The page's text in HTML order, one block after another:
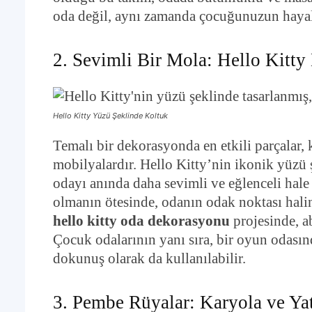
oda değil, aynı zamanda çocuğunuzun
2. Sevimli Bir Mola: Hello Kitty
Hello Kitty Yüzü Şeklinde Koltuk
Temalı bir dekorasyonda en etkili
mobilyalardır. Hello Kitty’nin ikonik yüzü
odayı anında daha sevimli ve eğlenceli
olmanın ötesinde, odanın odak noktası
hello kitty oda dekorasyonu projesinde,
Çocuk odalarının yanı sıra, bir oyun
dokunuş olarak da kullanılabilir.
3. Pembe Rüyalar: Karyola ve